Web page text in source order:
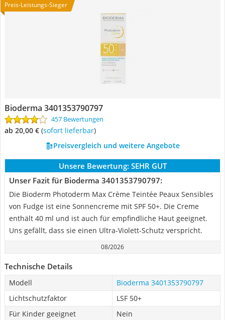
Preis-Leistungs-Sieger
Bioderma 3401353790797
457 Bewertungen
ab 20,00 € ( Sofort lieferbar)
Preisvergleich und weitere Angebote
Unsere Bewertung: SEHR GUT
Unser Fazit für Bioderma 3401353790797:
Die Bioderm Photoderm Max Crème Teintée Peaux Sensibles
von Fudge ist eine Sonnencreme mit SPF 50+. Die Creme
enthält 40 ml und ist auch für empfindliche Haut geeignet.
Uns gefällt, dass sie einen Ultra-Violett-Schutz verspricht.
08/2026
Technische Details
Modell
Bioderma 3401353790797
Lichtschutzfaktor
LSF 50+
Für Kinder geeignet
Nein